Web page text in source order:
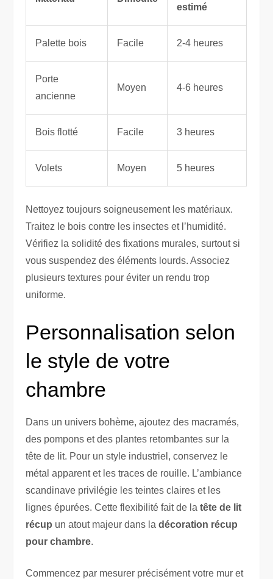
estimé
Palette bois Facile 2-4 heures
Porte
ancienne
Moyen 4-6 heures
Bois flotté Facile 3 heures
Volets Moyen 5 heures
Nettoyez toujours soigneusement les matériaux.
Traitez le bois contre les insectes et l’humidité.
Vérifiez la solidité des fixations murales, surtout si
vous suspendez des éléments lourds. Associez
plusieurs textures pour éviter un rendu trop
uniforme.
Personnalisation selon
le style de votre
chambre
Dans un univers bohème, ajoutez des macramés,
des pompons et des plantes retombantes sur la
tête de lit. Pour un style industriel, conservez le
métal apparent et les traces de rouille. L’ambiance
scandinave privilégie les teintes claires et les
lignes épurées. Cette flexibilité fait de latête de lit
récup un atout majeur dans ladécoration récup
pour chambre.
Commencez par mesurer précisément votre mur et